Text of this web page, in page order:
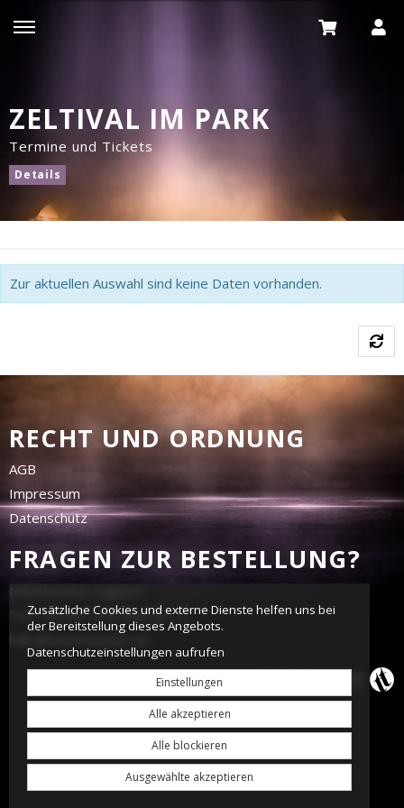
ZELTIVAL IM PARK
Termine und Tickets
Details
Zur aktuellen Auswahl sind keine Daten vorhanden.
RECHT UND ORDNUNG
AGB
Impressum
Datenschutz
FRAGEN ZUR BESTELLUNG?
tickettoaster Support
Tel.: +49 561 350 296 28 - 0
hallo@tickettoaster.de
Zusätzliche Cookies und externe Dienste helfen uns bei
der Bereitstellung dieses Angebots.
Datenschutzeinstellungen aufrufen
Einstellungen
Alle akzeptieren
Alle blockieren
Ausgewählte akzeptieren